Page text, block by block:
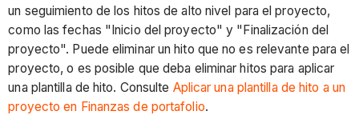
un seguimiento de los hitos de alto nivel para el proyecto,
como las fechas "Inicio del proyecto" y "Finalización del
proyecto". Puede eliminar un hito que no es relevante para el
proyecto, o es posible que deba eliminar hitos para aplicar
una plantilla de hito. Consulte Aplicar una plantilla de hito a un
proyecto en Finanzas de portafolio.